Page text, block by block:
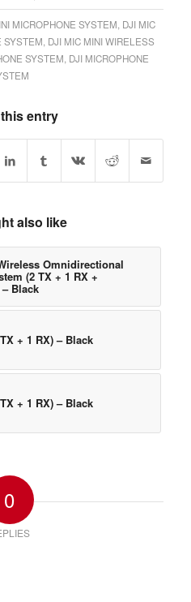
MICROPHONE SYSTEM DJI MIC
SYSTEM DJI MIC MINI WIRELESS
SYSTEM DJI MICROPHONE
entry
also like
Omnidirectional
(2 TX + 1 RX +
Black
+ 1 RX) – Black
+ 1 RX) – Black
0